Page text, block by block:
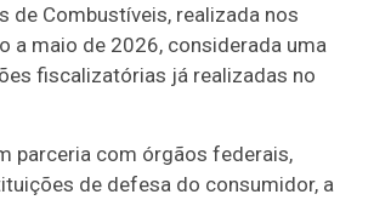
de Combustíveis, realizada nos
a maio de 2026, considerada uma
fiscalizatórias já realizadas no
parceria com órgãos federais,
de defesa do consumidor, a